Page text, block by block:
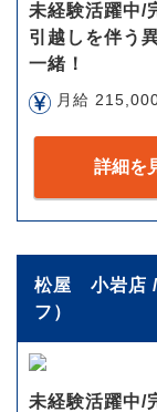
未経験活躍中/
引越しを伴う
一緒！
月給
詳細を
松屋 小岩店 /
フ）
未経験活躍中/